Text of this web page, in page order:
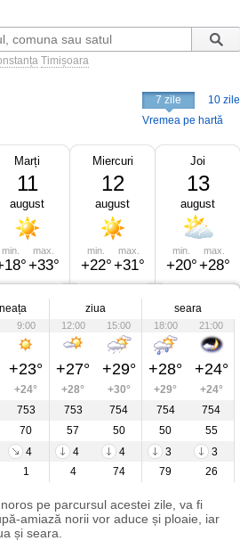
Timișoara
7 zile
10 zile
Vremea pe hartă
Marți
11
august
min. max.
+33°
Miercuri
12
august
min.
+22°
max.
+31°
Joi
13
august
min.
+20°
max.
+28°
ziua seara
9:00 12:00 15:00 18:00 21:00
+23° +27° +29° +28° +24°
+24° +28° +30° +29°
+24°
753 753 754 754
754
70 57 50 50
55
4 4 4 3
3
1 4 74 79 26
pe parcursul acestei zile, va fi
amiază norii vor aduce și ploaie, iar
și seara.